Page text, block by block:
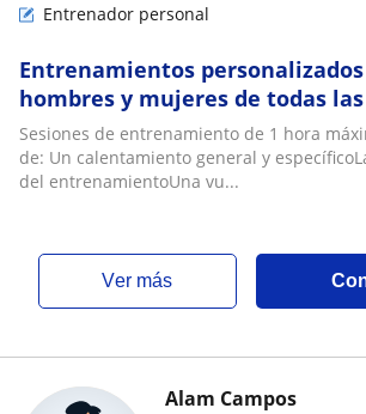
Entrenador personal
Entrenamientos
hombres y mujeres de todas
Sesiones de entrenamiento de 1 hora
de: Un calentamiento general y
del entrenamientoUna vu...
ver más
Alam Campos